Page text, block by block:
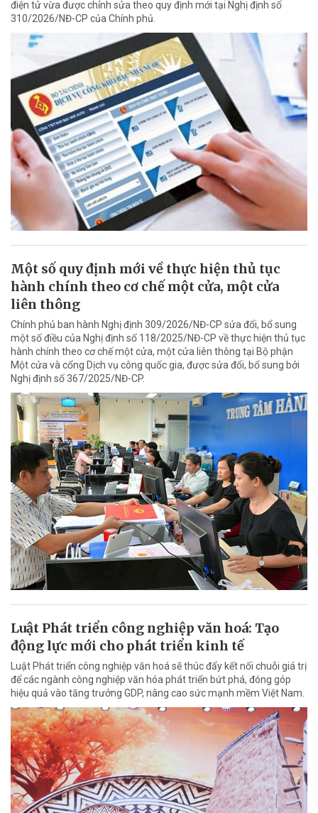
điện tử vừa được chỉnh sửa theo quy định mới tại Nghị định số
310/2026/NĐ-CP của Chính phủ.
Một số quy định mới về thực hiện thủ tục
hành chính theo cơ chế một cửa, một cửa
liên thông
Chính phủ ban hành Nghị định 309/2026/NĐ-CP sửa đổi, bổ sung
một số điều của Nghị định số 118/2025/NĐ-CP về thực hiện thủ tục
hành chính theo cơ chế một cửa, một cửa liên thông tại Bộ phận
Một cửa và cổng Dịch vụ công quốc gia, được sửa đổi, bổ sung bởi
Nghị định số 367/2025/NĐ-CP.
Luật Phát triển công nghiệp văn hoá: Tạo
động lực mới cho phát triển kinh tế
Luật Phát triển công nghiệp văn hoá sẽ thúc đẩy kết nối chuỗi giá trị
để các ngành công nghiệp văn hóa phát triển bứt phá, đóng góp
hiệu quả vào tăng trưởng GDP, nâng cao sức mạnh mềm Việt Nam.